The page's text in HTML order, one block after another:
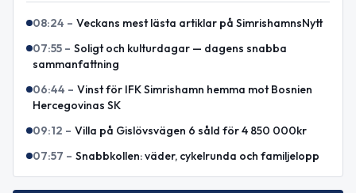
08:24 – Veckans mest lästa artiklar på SimrishamnsNytt
07:55 – Soligt och kulturdagar — dagens snabba
sammanfattning
06:44 – Vinst för IFK Simrishamn hemma mot Bosnien
Hercegovinas SK
09:12 – Villa på Gislövsvägen 6 såld för 4 850 000kr
07:57 – Snabbkollen: väder, cykelrunda och familjelopp